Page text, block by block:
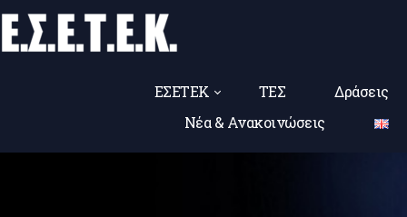
ΕΣΕΤΕΚ ΤΕΣ
Δράσεις
Νέα & Ανακοινώσεις